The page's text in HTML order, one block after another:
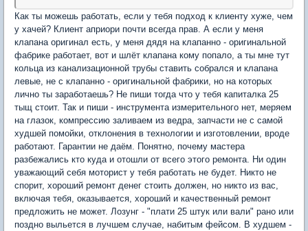
Как ты можешь работать, если у тебя подход к клиенту хуже, чем
у хачей? Клиент априори почти всегда прав. А если у меня
клапана оригинал есть, у меня дядя на клапанно - оригинальной
фабрике работает, вот и шлёт клапана кому попало, а ты мне тут
кольца из канализационной трубы ставить собрался и клапана
левые, не с клапанно - оригинальной фабрики, но на которых
лично ты заработаешь? Не пиши тогда что у тебя капиталка 25
тыщ стоит. Так и пиши - инструмента измерительного нет, меряем
на глазок, компрессию заливаем из ведра, запчасти не с самой
худшей помойки, отклонения в технологии и изготовлении, вроде
работают. Гарантии не даём. Понятно, почему мастера
разбежались кто куда и отошли от всего этого ремонта. Ни один
уважающий себя моторист у тебя работать не будет. Никто не
спорит, хороший ремонт денег стоить должен, но никто из вас,
включая тебя, оказывается, хороший и качественный ремонт
предложить не может. Лозунг - "плати 25 штук или вали" рано или
поздно выльется в лучшем случае, набитым фейсом. В худшем -